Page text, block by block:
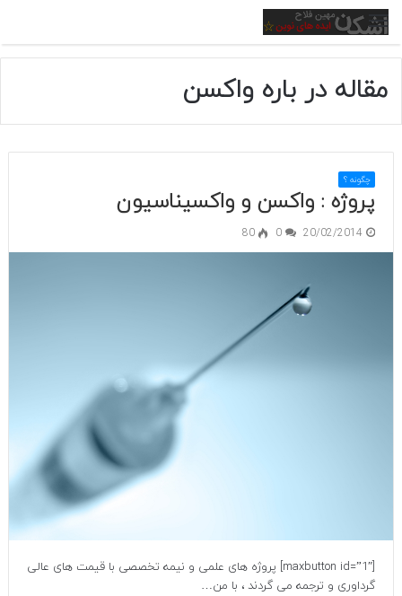
منو
مقاله در باره واکسن
چگونه ؟
پروژه : واکسن و واکسیناسیون
20/02/2014
0
80
[maxbutton id=”1″] پروژه های علمی و نیمه تخصصی با قیمت های عالی
گرداوری و ترجمه می گردند ، با من…